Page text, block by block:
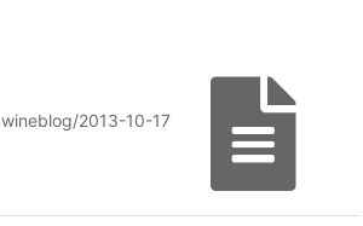
wineblog/2013-10-17